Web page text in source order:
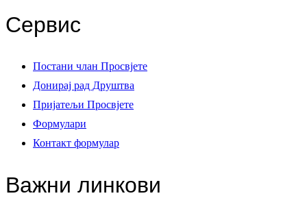
Сервис
Постани члан Просвјете
Донирај рад Друштва
Пријатељи Просвјете
Формулари
Контакт формулар
Важни линкови